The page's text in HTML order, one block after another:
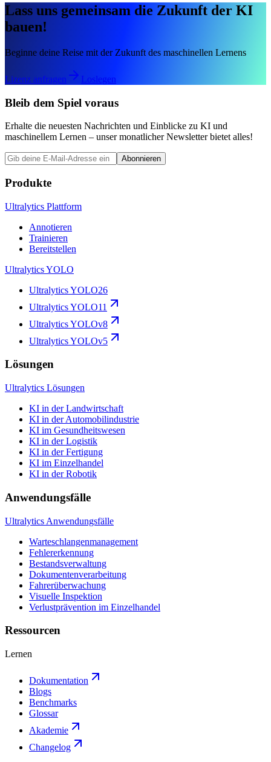
Lass uns gemeinsam die Zukunft der KI
bauen!
Beginne deine Reise mit der Zukunft des maschinellen Lernens
Lizenz anfragen Loslegen
Bleib dem Spiel voraus
Erhalte die neuesten Nachrichten und Einblicke zu KI und
maschinellem Lernen – unser monatlicher Newsletter bietet alles!
Abonnieren
Produkte
Ultralytics Plattform
Annotieren
Trainieren
Bereitstellen
Ultralytics YOLO
Ultralytics YOLO26
Ultralytics YOLO11
Ultralytics YOLOv8
Ultralytics YOLOv5
Lösungen
Ultralytics Lösungen
KI in der Landwirtschaft
KI in der Automobilindustrie
KI im Gesundheitswesen
KI in der Logistik
KI in der Fertigung
KI im Einzelhandel
KI in der Robotik
Anwendungsfälle
Ultralytics Anwendungsfälle
Warteschlangenmanagement
Fehlererkennung
Bestandsverwaltung
Dokumentenverarbeitung
Fahrerüberwachung
Visuelle Inspektion
Verlustprävention im Einzelhandel
Ressourcen
Lernen
Dokumentation
Blogs
Benchmarks
Glossar
Akademie
Changelog